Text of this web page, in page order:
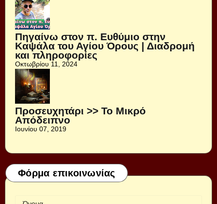
Πηγαίνω στον π. Ευθύμιο στην
Καψάλα του Αγίου Όρους | Διαδρομή
και πληροφορίες
Οκτωβρίου 11, 2024
Προσευχητάρι >> Το Μικρό
Απόδειπνο
Ιουνίου 07, 2019
Φόρμα επικοινωνίας